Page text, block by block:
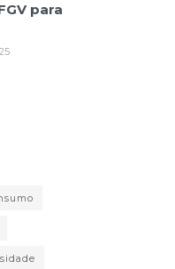
para